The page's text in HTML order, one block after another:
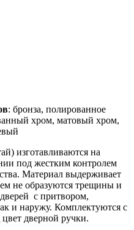
: бронза, полированное
хром, матовый хром,
изготавливаются на
под жестким контролем
Материал выдерживает
не образуются трещины и
с притвором,
и наружу. Комплектуются с
дверной ручки.